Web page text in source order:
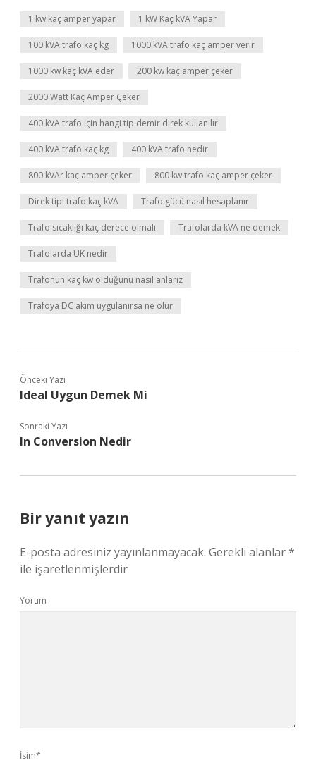
1 kw kaç amper yapar 1 kW Kaç kVA Yapar
100 kVA trafo kaç kg 1000 kVA trafo kaç amper verir
1000 kw kaç kVA eder 200 kw kaç amper çeker
2000 Watt Kaç Amper Çeker
400 kVA trafo için hangi tip demir direk kullanılır
400 kVA trafo kaç kg 400 kVA trafo nedir
800 kVAr kaç amper çeker 800 kw trafo kaç amper çeker
Direk tipi trafo kaç kVA Trafo gücü nasıl hesaplanır
Trafo sıcaklığı kaç derece olmalı Trafolarda kVA ne demek
Trafolarda UK nedir
Trafonun kaç kw olduğunu nasıl anlarız
Trafoya DC akım uygulanırsa ne olur
Önceki Yazı
Ideal Uygun Demek Mi
Sonraki Yazı
In Conversion Nedir
Bir yanıt yazın
E-posta adresiniz yayınlanmayacak. Gerekli alanlar*
ile işaretlenmişlerdir
Yorum
İsim*